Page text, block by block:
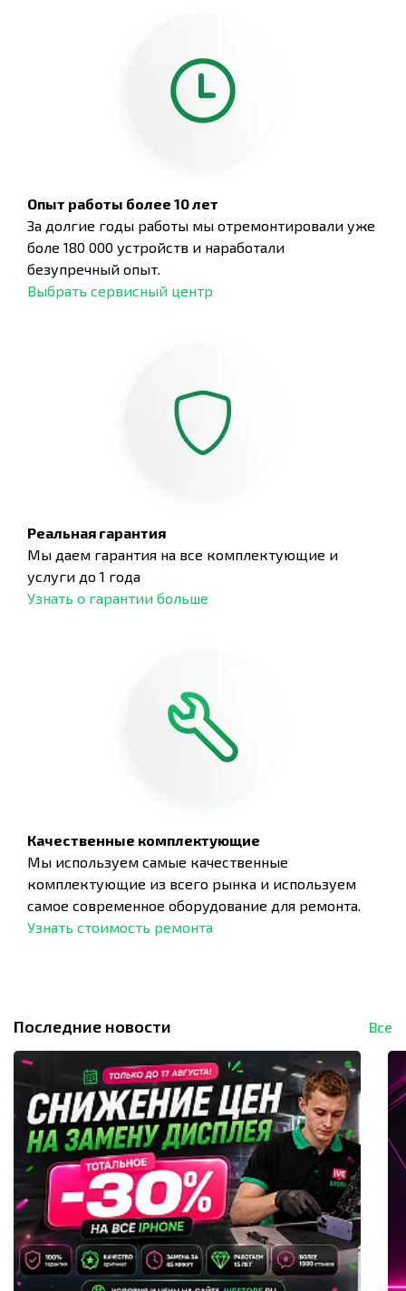
Опыт работы более 10 лет
За долгие годы работы мы отремонтировали уже
боле 180 000 устройств и наработали
безупречный опыт.
Выбрать сервисный центр
Реальная гарантия
Мы даем гарантия на все комплектующие и
услуги до 1 года
Узнать о гарантии больше
Качественные комплектующие
Мы используем самые качественные
комплектующие из всего рынка и используем
самое современное оборудование для ремонта.
Узнать стоимость ремонта
Последние новости Все